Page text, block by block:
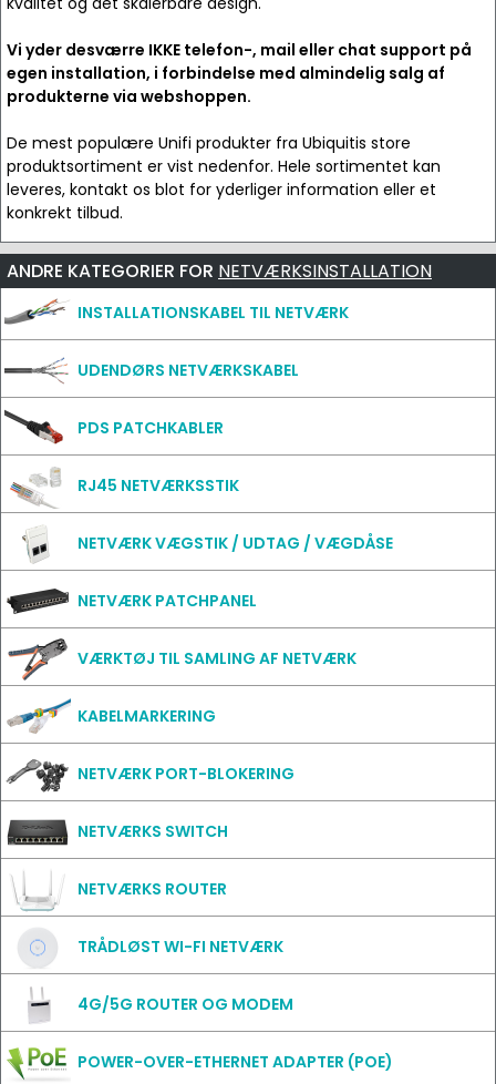
Vi yder desværre IKKE telefon-, mail eller chat support på
egen installation, i forbindelse med almindelig salg af
produkterne via webshoppen.
De mest populære Unifi produkter fra Ubiquitis store
produktsortiment er vist nedenfor. Hele sortimentet kan
leveres, kontakt os blot for yderliger information eller et
konkrekt tilbud.
ANDRE KATEGORIER FOR NETVÆRKSINSTALLATION
INSTALLATIONSKABEL TIL NETVÆRK
UDENDØRS NETVÆRKSKABEL
PDS PATCHKABLER
RJ45 NETVÆRKSSTIK
NETVÆRK VÆGSTIK / UDTAG / VÆGDÅSE
NETVÆRK PATCHPANEL
VÆRKTØJ TIL SAMLING AF NETVÆRK
KABELMARKERING
NETVÆRK PORT-BLOKERING
NETVÆRKS SWITCH
NETVÆRKS ROUTER
TRÅDLØST WI-FI NETVÆRK
4G/5G ROUTER OG MODEM
POWER-OVER-ETHERNET ADAPTER (POE)